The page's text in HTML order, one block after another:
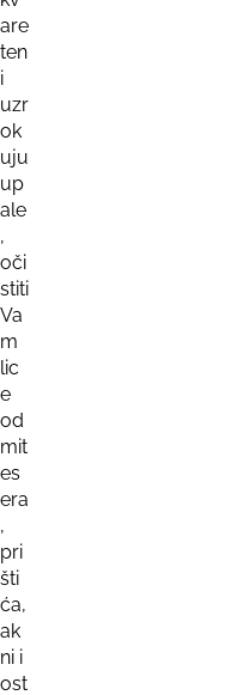
are
ten
i
uzr
ok
uju
up
ale
,
oči
stiti
Va
m
lic
e
od
mit
es
era
,
pri
šti
ća,
ak
ni i
ost